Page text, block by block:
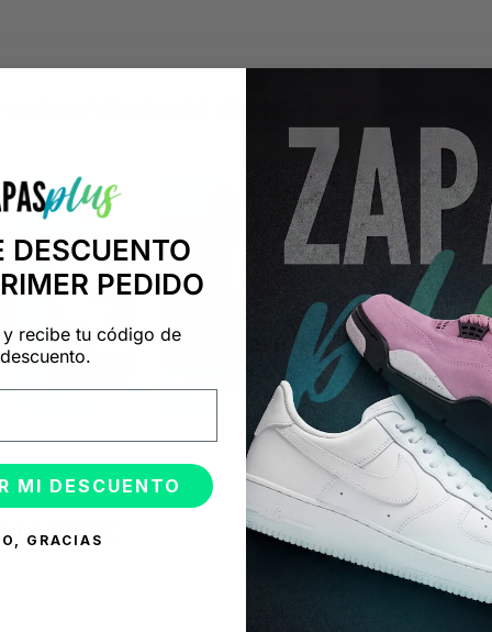
"Consulta nuestras reseñas y compruébalo tú mismo"
DESCUENTO
PEDIDO
y recibe tu código de
descuento.
MI DESCUENTO
GRACIAS